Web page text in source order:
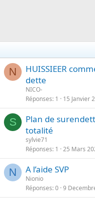
N
HUISSIEER
dette
NICO-
Réponses 1 15 Janvier
S
Plan de
totalité
sylvie71
Réponses 1 25 Mars
N A l’aide SVP
Nionio
Réponses 0 9